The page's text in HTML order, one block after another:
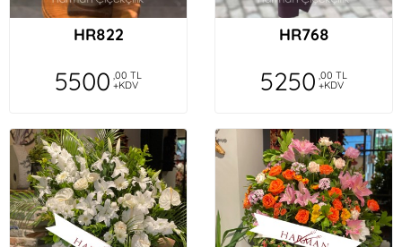
HR822
5500 ,00 TL
+KDV
HR768
5250 ,00 TL
+KDV